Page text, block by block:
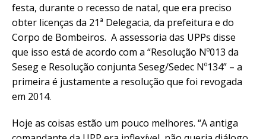
festa, durante o recesso de natal, que era preciso
obter licenças da 21ª Delegacia, da prefeitura e do
Corpo de Bombeiros. A assessoria das UPPs disse
que isso está de acordo com a “Resolução Nº013 da
Seseg e Resolução conjunta Seseg/Sedec Nº134” – a
primeira é justamente a resolução que foi revogada
em 2014.
Hoje as coisas estão um pouco melhores. “A antiga